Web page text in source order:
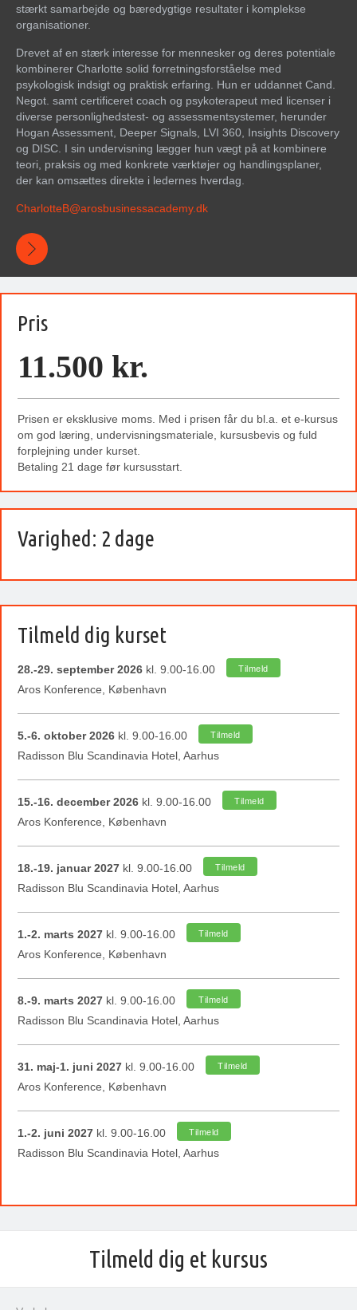
stærkt samarbejde og bæredygtige resultater i komplekse
organisationer.
Drevet af en stærk interesse for mennesker og deres potentiale
kombinerer Charlotte solid forretningsforståelse med
psykologisk indsigt og praktisk erfaring. Hun er uddannet Cand.
Negot. samt certificeret coach og psykoterapeut med licenser i
diverse personlighedstest- og assessmentsystemer, herunder
Hogan Assessment, Deeper Signals, LVI 360, Insights Discovery
og DISC. I sin undervisning lægger hun vægt på at kombinere
teori, praksis og med konkrete værktøjer og handlingsplaner,
der kan omsættes direkte i ledernes hverdag.
CharlotteB@arosbusinessacademy.dk
Pris
11.500 kr.
Prisen er eksklusive moms. Med i prisen får du bl.a. et e-kursus
om god læring, undervisningsmateriale, kursusbevis og fuld
forplejning under kurset.
Betaling 21 dage før kursusstart.
Varighed: 2 dage
Tilmeld dig kurset
28.-29. september 2026 kl. 9.00-16.00 Tilmeld
Aros Konference, København
5.-6. oktober 2026 kl. 9.00-16.00 Tilmeld
Radisson Blu Scandinavia Hotel, Aarhus
15.-16. december 2026 kl. 9.00-16.00 Tilmeld
Aros Konference, København
18.-19. januar 2027 kl. 9.00-16.00 Tilmeld
Radisson Blu Scandinavia Hotel, Aarhus
1.-2. marts 2027 kl. 9.00-16.00 Tilmeld
Aros Konference, København
8.-9. marts 2027 kl. 9.00-16.00 Tilmeld
Radisson Blu Scandinavia Hotel, Aarhus
31. maj-1. juni 2027 kl. 9.00-16.00 Tilmeld
Aros Konference, København
1.-2. juni 2027 kl. 9.00-16.00 Tilmeld
Radisson Blu Scandinavia Hotel, Aarhus
Tilmeld dig et kursus